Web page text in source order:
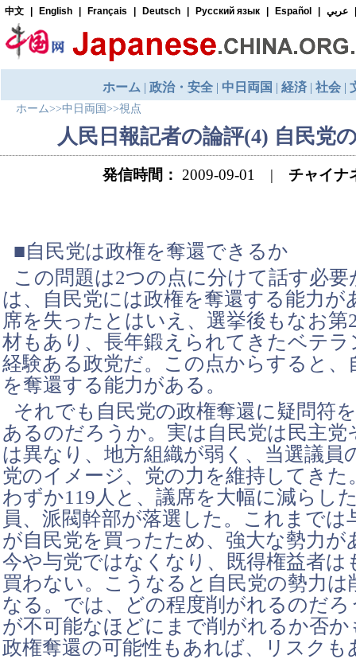
ホーム>>中日両国 >>視点
人民日報記者の論評(4) 自民党
発信時間： 2009-09-01 | チャイナ
■自民党は政権を奪還できるか
この問題は2つの点に分けて話す必
は、自民党には政権を奪還する能力が
席を失ったとはいえ、選挙後もなお第
材もあり、長年鍛えられてきたベテラ
経験ある政党だ。この点からすると、
を奪還する能力がある。
それでも自民党の政権奪還に疑問符
あるのだろうか。実は自民党は民主党
は異なり、地方組織が弱く、当選議員
党のイメージ、党の力を維持してきた
わずか119人と、議席を大幅に減らし
員、派閥幹部が落選した。これまでは
が自民党を買ったため、強大な勢力が
今や与党ではなくなり、既得権益者は
買わない。こうなると自民党の勢力
なる。では、どの程度削がれるのだろ
が不可能なほどにまで削がれるか否
政権奪還の可能性もあれば、リスクも